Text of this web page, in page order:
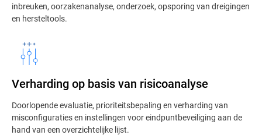
inbreuken, oorzakenanalyse, onderzoek, opsporing van dreigingen
en hersteltools.
Verharding op basis van risicoanalyse
Doorlopende evaluatie, prioriteitsbepaling en verharding van
misconfiguraties en instellingen voor eindpuntbeveiliging aan de
hand van een overzichtelijke lijst.